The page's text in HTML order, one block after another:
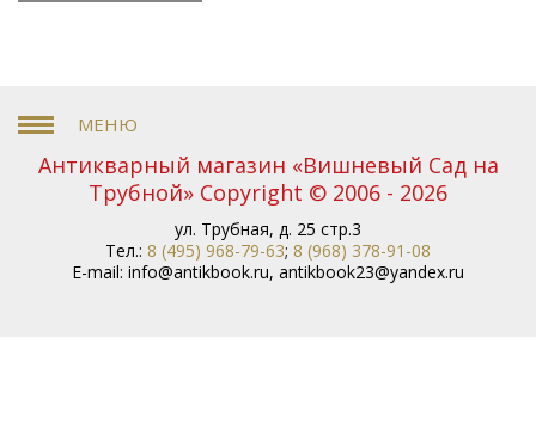
Антикварный магазин «Вишневый Сад на
Трубной» Copyright © 2006 - 2026
ул. Трубная, д. 25 стр.3
Тел.: 8 (495) 968-79-63; 8 (968) 378-91-08
E-mail: info@antikbook.ru, antikbook23@yandex.ru